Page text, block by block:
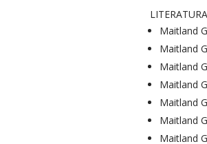
Maitland
Maitland
Maitland
Maitland
Maitland
Maitland
Maitland